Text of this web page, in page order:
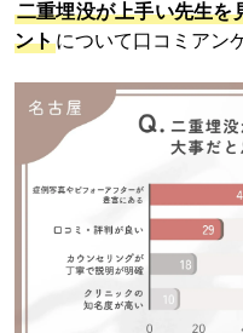
二重埋没が上手い先生を
ントについて口コミアン